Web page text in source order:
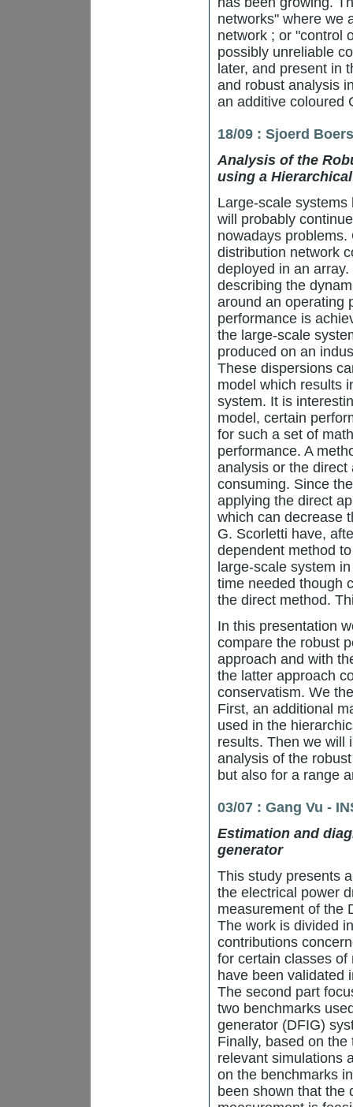
networks" where we
network ; or "control
possibly unreliable
later, and present in
and robust analysis
an additive coloured
18/09 : Sjoerd
Analysis of the
using a
Large-scale
will probably
nowadays
distribution network
deployed in an
describing the
around an operating
performance is
the large-scale
produced on an
These dispersions
model which results
system. It is
model, certain
for such a set of
performance. A
analysis or the
consuming. Since
applying the direct
which can decrease
G. Scorletti have,
dependent method
large-scale system
time needed though
the direct method.
In this presentation
compare the robust
approach and with
the latter approach
conservatism. We
First, an additional
used in the
results. Then we will
analysis of the
but also for a range
03/07 : Gang Vu -
Estimation and
generator
This study presents
the electrical power
measurement of the
The work is divided
contributions
for certain classes
have been validated
The second part
two benchmarks
generator (DFIG)
Finally, based on
relevant simulations
on the benchmarks
been shown that the